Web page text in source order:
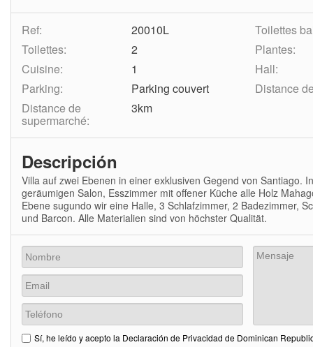
Ref: 20010L
Toilettes
Toilettes:
2
Plantes:
Cuisine:
1
Hall:
Parking:
Parking couvert
Distance
Distance de
supermarché:
3km
Descripción
Villa auf zwei Ebenen in einer exklusiven Gegend von Santiago.
geräumigen Salon, Esszimmer mit offener Küche alle Holz
Ebene sugundo wir eine Halle, 3 Schlafzimmer, 2 Badezimmer,
und Barcon. Alle Materialien sind von höchster Qualität.
Sí, he leído y acepto la Declaración de Privacidad de Dominican